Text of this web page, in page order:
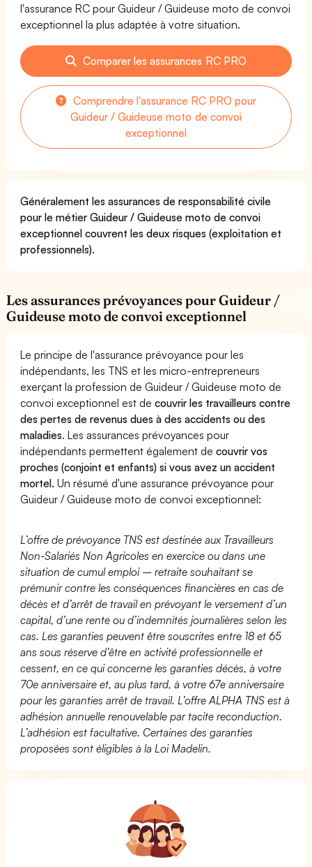
l'assurance RC pour Guideur / Guideuse moto de convoi
exceptionnel la plus adaptée à votre situation.
Comparer les assurances RC PRO
Comprendre l'assurance RC PRO pour
Guideur / Guideuse moto de convoi
exceptionnel
Généralement les assurances de responsabilité civile
pour le métier Guideur / Guideuse moto de convoi
exceptionnel couvrent les deux risques (exploitation et
professionnels).
Les assurances prévoyances pour Guideur /
Guideuse moto de convoi exceptionnel
Le principe de l'assurance prévoyance pour les
indépendants, les TNS et les micro-entrepreneurs
exerçant la profession de Guideur / Guideuse moto de
convoi exceptionnel est decouvrir les travailleurs contre
des pertes de revenus dues à des accidents ou des
maladies. Les assurances prévoyances pour
indépendants permettent également decouvrir vos
proches (conjoint et enfants) si vous avez un accident
mortel. Un résumé d'une assurance prévoyance pour
Guideur / Guideuse moto de convoi exceptionnel:
L’offre de prévoyance TNS est destinée aux Travailleurs
Non-Salariés Non Agricoles en exercice ou dans une
situation de cumul emploi – retraite souhaitant se
prémunir contre les conséquences financières en cas de
décès et d’arrêt de travail en prévoyant le versement d’un
capital, d’une rente ou d’indemnités journalières selon les
cas. Les garanties peuvent être souscrites entre 18 et 65
ans sous réserve d’être en activité professionnelle et
cessent, en ce qui concerne les garanties décès, à votre
70e anniversaire et, au plus tard, à votre 67e anniversaire
pour les garanties arrêt de travail. L’offre ALPHA TNS est à
adhésion annuelle renouvelable par tacite reconduction.
L’adhésion est facultative. Certaines des garanties
proposées sont éligibles à la Loi Madelin.